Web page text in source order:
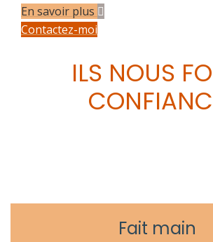
En savoir plus
Contactez-moi
ILS NOUS
Fait main